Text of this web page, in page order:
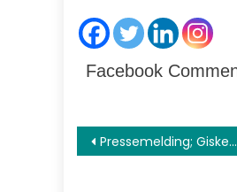
Facebook
Pressemelding; Giske-Avisen lansert